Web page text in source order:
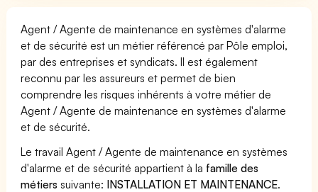
Agent / Agente de maintenance en systèmes d'alarme
et de sécurité est un métier référencé par Pôle emploi,
par des entreprises et syndicats. Il est également
reconnu par les assureurs et permet de bien
comprendre les risques inhérents à votre métier de
Agent / Agente de maintenance en systèmes d'alarme
et de sécurité.
Le travail Agent / Agente de maintenance en systèmes
d'alarme et de sécurité appartient à la famille des
métiers suivante: INSTALLATION ET MAINTENANCE.